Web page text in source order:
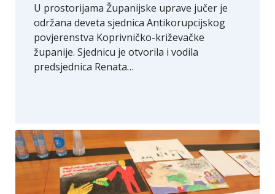
U prostorijama Županijske uprave jučer je
održana deveta sjednica Antikorupcijskog
povjerenstva Koprivničko-križevačke
županije. Sjednicu je otvorila i vodila
predsjednica Renata…